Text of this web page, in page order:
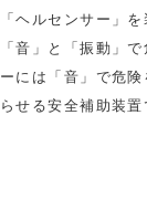
「ヘルセンサー」
「音」と「振動」
ーには「音」で危
らせる安全補助装置